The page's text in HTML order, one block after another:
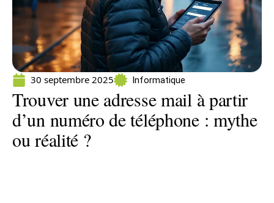
30 septembre 2025 Informatique
Trouver une adresse mail à partir
d’un numéro de téléphone : mythe
ou réalité ?